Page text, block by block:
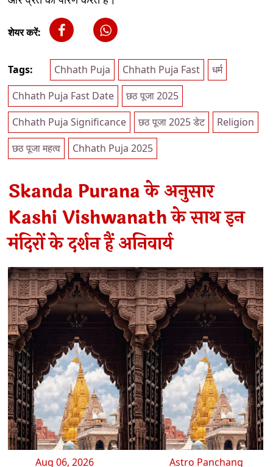
शेयर करें:
Tags: Chhath Puja Chhath Puja Fast
धर्म
Chhath Puja Fast Date
छठ पूजा 2025
Chhath Puja Significance
छठ पूजा 2025 डेट
Religion
छठ पूजा महत्व
Chhath Puja 2025
Skanda Purana के अनुसार
Kashi Vishwanath के साथ इन
मंदिरों के दर्शन हैं अनिवार्य
Aug 06, 2026 Astro Panchang